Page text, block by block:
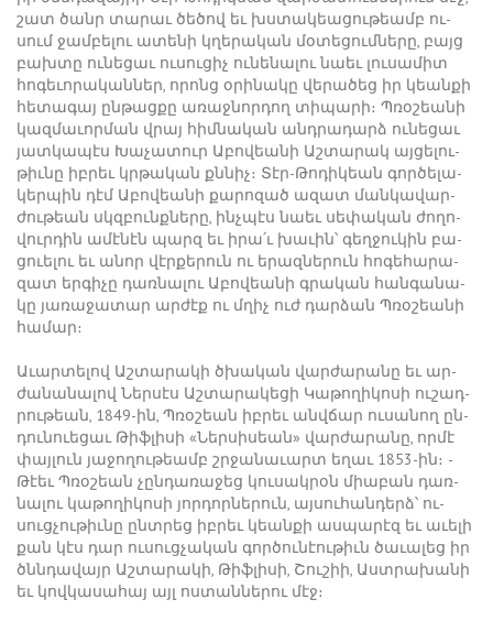
շատ ծանր տա­րաւ ծե­ծով եւ խստա­կեա­ցու­թեամբ ու­
սում ջամ­բե­լու ա­տե­նի կղե­րա­կան մօ­տե­ցում­նե­րը, բայց
բախ­տը ու­նե­ցաւ ու­սու­ցիչ ու­նե­նա­լու նաեւ լու­սա­միտ
հո­գե­ւո­րա­կան­ներ, ո­րոնց օ­րի­նա­կը վե­րա­ծեց իր կեան­քի
հե­տա­գայ ըն­թաց­քը ա­ռաջ­նոր­դող տի­պա­րի։ Պ­ռօ­շեա­նի
կազ­մա­ւոր­ման վրայ հիմ­նա­կան անդ­րա­դարձ ու­նե­ցաւ
յատ­կա­պէս Խա­չա­տուր Ա­բո­վեա­նի Աշ­տա­րակ այ­ցե­լու­
թիւ­նը իբ­րեւ կրթա­կան քննիչ։ ­Տէր-­Թո­դի­կեան գոր­ծե­լա­
կեր­պին դէմ Ա­բո­վեա­նի քա­րո­զած ա­զատ ման­կա­վար­
ժու­թեան սկզբունք­նե­րը, ինչ­պէս նաեւ սե­փա­կան ժո­ղո­
վուր­դին ա­մէ­նէն պարզ եւ ի­րա՛ւ խա­ւին՝ գեղ­ջու­կին բա­
ցո­ւե­լու եւ ա­նոր վէր­քե­րուն ու ե­րազ­նե­րուն հո­գե­հա­րա­
զատ եր­գի­չը դառ­նա­լու Ա­բո­վեա­նի գրա­կան հան­գա­նա­
կը յա­ռա­ջա­տար ար­ժէք ու մղիչ ուժ դար­ձան Պ­ռօ­շեա­նի
հա­մար։
Ա­ւար­տե­լով Աշ­տա­րա­կի ծխա­կան վար­ժա­րա­նը եւ ար­
ժա­նա­նա­լով ­Ներ­սէս Աշ­տա­րա­կե­ցի Կա­թո­ղի­կո­սի ու­շադ­
րու­թեան, 1849-ին, Պ­ռօ­շեան իբ­րեւ անվ­ճար ու­սա­նող ըն­
դու­նո­ւե­ցաւ Թիֆ­լի­սի «­Ներ­սի­սեան» վար­ժա­րա­նը, որ­մէ
փայ­լուն յա­ջո­ղու­թեամբ շրջա­նա­ւարտ ե­ղաւ 1853-ին։ ­
Թէեւ Պ­ռօ­շեան չըն­դա­ռա­ջեց կու­սակ­րօն միա­բան դառ­
նա­լու կա­թո­ղի­կո­սի յոր­դոր­նե­րուն, այ­սու­հան­դերձ՝ ու­
սուց­չու­թիւ­նը ընտ­րեց իբ­րեւ կեան­քի աս­պա­րէզ եւ ա­ւե­լի
քան կէս դար ու­սուց­չա­կան գոր­ծու­նէու­թիւն ծա­ւա­լեց իր
ծննդա­վայր Աշ­տա­րա­կի, ­Թիֆ­լի­սի, ­Շու­շիի, Աստ­րա­խա­նի
եւ կով­կա­սա­հայ այլ ոս­տան­նե­րու մէջ։